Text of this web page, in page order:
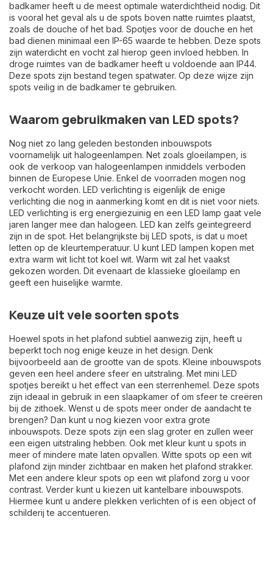
badkamer heeft u de meest optimale waterdichtheid nodig. Dit
is vooral het geval als u de spots boven natte ruimtes plaatst,
zoals de douche of het bad. Spotjes voor de douche en het
bad dienen minimaal een IP-65 waarde te hebben. Deze spots
zijn waterdicht en vocht zal hierop geen invloed hebben. In
droge ruimtes van de badkamer heeft u voldoende aan IP44.
Deze spots zijn bestand tegen spatwater. Op deze wijze zijn
spots veilig in de badkamer te gebruiken.
Waarom gebruikmaken van LED spots?
Nog niet zo lang geleden bestonden inbouwspots
voornamelijk uit halogeenlampen. Net zoals gloeilampen, is
ook de verkoop van halogeenlampen inmiddels verboden
binnen de Europese Unie. Enkel de voorraden mogen nog
verkocht worden. LED verlichting is eigenlijk de enige
verlichting die nog in aanmerking komt en dit is niet voor niets.
LED verlichting is erg energiezuinig en een LED lamp gaat vele
jaren langer mee dan halogeen. LED kan zelfs geïntegreerd
zijn in de spot. Het belangrijkste bij LED spots, is dat u moet
letten op de kleurtemperatuur. U kunt LED lampen kopen met
extra warm wit licht tot koel wit. Warm wit zal het vaakst
gekozen worden. Dit evenaart de klassieke gloeilamp en
geeft een huiselijke warmte.
Keuze uit vele soorten spots
Hoewel spots in het plafond subtiel aanwezig zijn, heeft u
beperkt toch nog enige keuze in het design. Denk
bijvoorbeeld aan de grootte van de spots. Kleine inbouwspots
geven een heel andere sfeer en uitstraling. Met mini LED
spotjes bereikt u het effect van een sterrenhemel. Deze spots
zijn ideaal in gebruik in een slaapkamer of om sfeer te creëren
bij de zithoek. Wenst u de spots meer onder de aandacht te
brengen? Dan kunt u nog kiezen voor extra grote
inbouwspots. Deze spots zijn een slag groter en zullen weer
een eigen uitstraling hebben. Ook met kleur kunt u spots in
meer of mindere mate laten opvallen. Witte spots op een wit
plafond zijn minder zichtbaar en maken het plafond strakker.
Met een andere kleur spots op een wit plafond zorg u voor
contrast. Verder kunt u kiezen uit kantelbare inbouwspots.
Hiermee kunt u andere plekken verlichten of is een object of
schilderij te accentueren.